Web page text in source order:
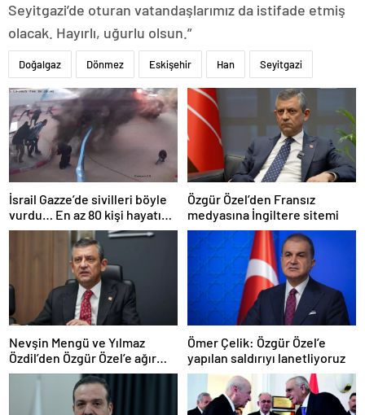
Seyitgazi’de oturan vatandaşlarımız da istifade etmiş
olacak. Hayırlı, uğurlu olsun.”
Doğalgaz Dönmez Eskişehir Han Seyitgazi
İsrail Gazze’de sivilleri böyle
vurdu… En az 80 kişi hayatını
kaybetti
Özgür Özel’den Fransız
medyasına İngiltere sitemi
Nevşin Mengü ve Yılmaz
Özdil’den Özgür Özel’e ağır
eleştiriler
Ömer Çelik: Özgür Özel’e
yapılan saldırıyı lanetliyoruz